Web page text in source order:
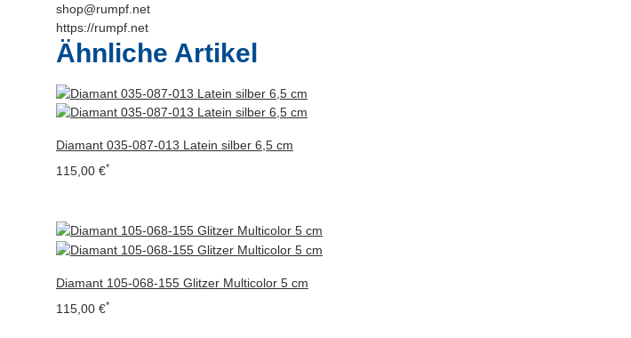
shop@rumpf.net
https://rumpf.net
Ähnliche Artikel
Diamant 035-087-013 Latein silber 6,5 cm
115,00 €*
Diamant 105-068-155 Glitzer Multicolor 5 cm
115,00 €*